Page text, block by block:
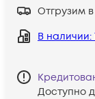
Отгрузим
В наличии:
Доступно